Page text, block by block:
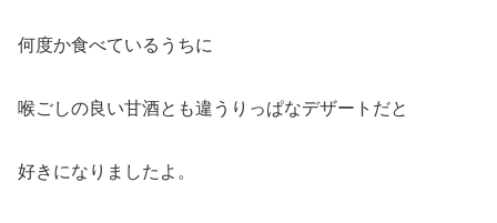
何度か食べているうちに
喉ごしの良い甘酒とも違うりっぱなデザートだと
好きになりましたよ。